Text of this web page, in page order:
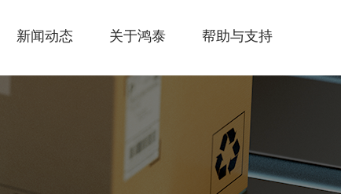
新闻动态 关于鸿泰 帮助与支持